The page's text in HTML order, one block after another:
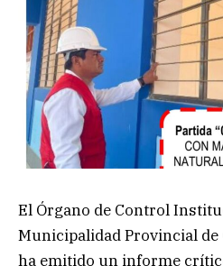
El Órgano de Control
Municipalidad Provincial
ha emitido un informe